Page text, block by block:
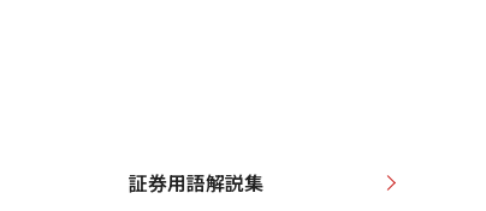
証券用語解説集